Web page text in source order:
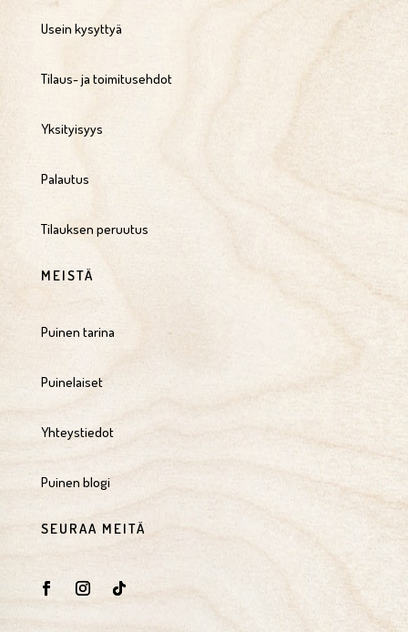
Usein kysyttyä
Tilaus- ja toimitusehdot
Yksityisyys
Palautus
Tilauksen peruutus
MEISTÄ
Puinen tarina
Puinelaiset
Yhteystiedot
Puinen blogi
SEURAA MEITÄ